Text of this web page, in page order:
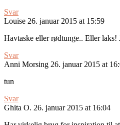
Svar
Louise 26. januar 2015 at 15:59
Havtaske eller rødtunge.. Eller
Svar
Anni Morsing 26. januar 2015 at
tun
Svar
Ghita O. 26. januar 2015 at 16:04